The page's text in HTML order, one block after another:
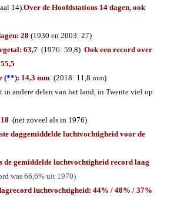
14).Over de Hoofdstations 14 dagen, ook
28 (1930 en 2003: 27)
63,7 (1976: 59,8) Ook een record over
(**): 14,3 mm (2018: 11,8 mm)
in andere delen van het land, in Twente viel op
(net zoveel als in 1976)
daggemiddelde luchtvochtigheid voor de
de gemiddelde luchtvochtigheid record laag
was 66,6% uit 1970)
luchtvochtigheid: 44% / 48% / 37%